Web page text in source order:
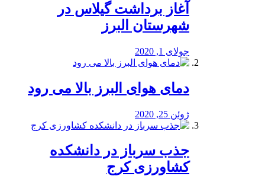
آغاز برداشت گیلاس در
شهرستان البرز
جولای 1, 2020
دمای هوای البرز بالا می رود
ژوئن 25, 2020
جذب سرباز در دانشکده
کشاورزی کرج